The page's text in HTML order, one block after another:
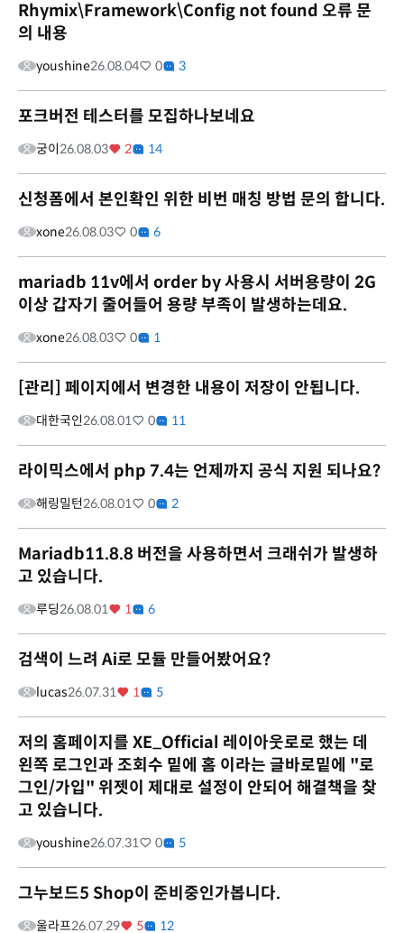
Rhymix\Framework\Config not found 오류 문
의 내용
youshine26.08.04 0 3
포크버전 테스터를 모집하나보네요
궁이26.08.03 2 14
신청폼에서 본인확인 위한 비번 매칭 방법 문의 합니다.
xone26.08.03 0 6
mariadb 11v에서 order by 사용시 서버용량이 2G
이상 갑자기 줄어들어 용량 부족이 발생하는데요.
xone26.08.03 0 1
[관리] 페이지에서 변경한 내용이 저장이 안됩니다.
대한국인26.08.01 0 11
라이믹스에서 php 7.4는 언제까지 공식 지원 되나요?
해링밀턴26.08.01 0 2
Mariadb11.8.8 버전을 사용하면서 크래쉬가 발생하
고 있습니다.
루딩26.08.01 1 6
검색이 느려 Ai로 모듈 만들어봤어요?
lucas26.07.31 1 5
저의 홈페이지를 XE_Official 레이아웃로로 했는 데
왼쪽 로그인과 조회수 밑에 홈 이라는 글바로밑에 "로
그인/가입" 위젯이 제대로 설정이 안되어 해결책을 찾
고 있습니다.
youshine26.07.31 0 5
그누보드5 Shop이 준비중인가봅니다.
울라프26.07.29 5 12